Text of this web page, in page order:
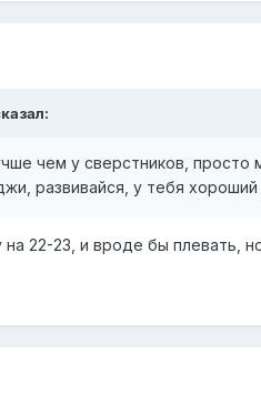
чем у сверстников,
развивайся, у тебя хороший
22-23, и вроде бы плевать,